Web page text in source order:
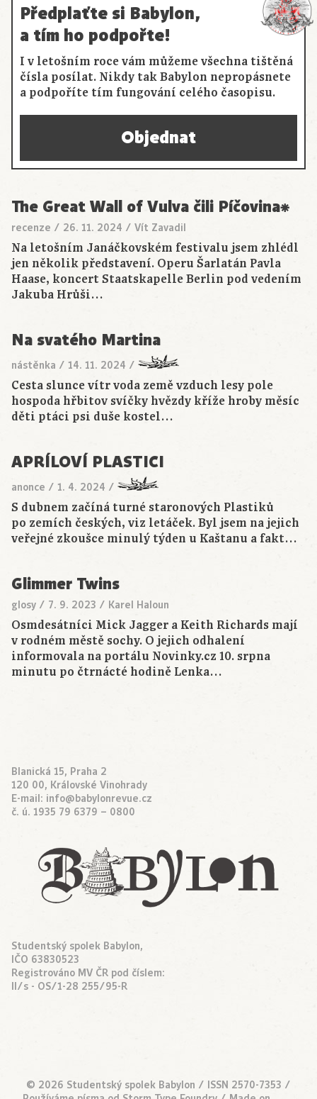
Předplaťte si Babylon,
a tím ho podpořte!
I v letošním roce vám můžeme všechna tištěná
čísla posílat. Nikdy tak Babylon nepropásnete
a podpoříte tím fungování celého časopisu.
Objednat
The Great Wall of Vulva čili Píčovina⁕
recenze / 26. 11. 2024 / Vít Zavadil
Na letošním Janáčkovském festivalu jsem zhlédl
jen několik představení. Operu Šarlatán Pavla
Haase, koncert Staatskapelle Berlin pod vedením
Jakuba Hrůši…
Na svatého Martina
nástěnka / 14. 11. 2024 /
Cesta slunce vítr voda země vzduch lesy pole
hospoda hřbitov svíčky hvězdy kříže hroby měsíc
děti ptáci psi duše kostel…
APRÍLOVÍ PLASTICI
anonce / 1. 4. 2024 /
S dubnem začíná turné staronových Plastiků
po zemích českých, viz letáček. Byl jsem na jejich
veřejné zkoušce minulý týden u Kaštanu a fakt…
Glimmer Twins
glosy / 7. 9. 2023 / Karel Haloun
Osmdesátníci Mick Jagger a Keith Richards mají
v rodném městě sochy. O jejich odhalení
informovala na portálu Novinky.cz 10. srpna
minutu po čtrnácté hodině Lenka…
Blanická 15, Praha 2
120 00, Královské Vinohrady
E-mail: info@babylonrevue.cz
č. ú. 1935 79 6379 – 0800
Studentský spolek Babylon,
IČO 63830523
Registrováno MV ČR pod číslem:
II/s - OS/1-28 255/95-R
© 2026 Studentský spolek Babylon / ISSN 2570-7353 /